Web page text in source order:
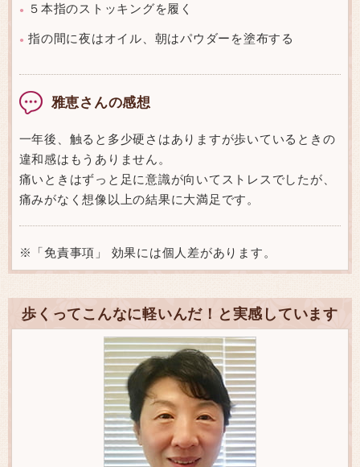
● ５本指のストッキングを履く
● 指の間に夜はオイル、朝はパウダーを塗布する
雅恵さんの感想
一年後、触ると多少硬さはありますが歩いているときの
違和感はもうありません。
痛いときはずっと足に意識が向いてストレスでしたが、
痛みがなく想像以上の結果に大満足です。
※「免責事項」 効果には個人差があります。
歩くってこんなに軽いんだ！と実感しています